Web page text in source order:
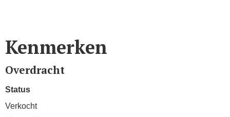
Kenmerken
Overdracht
Status
Verkocht